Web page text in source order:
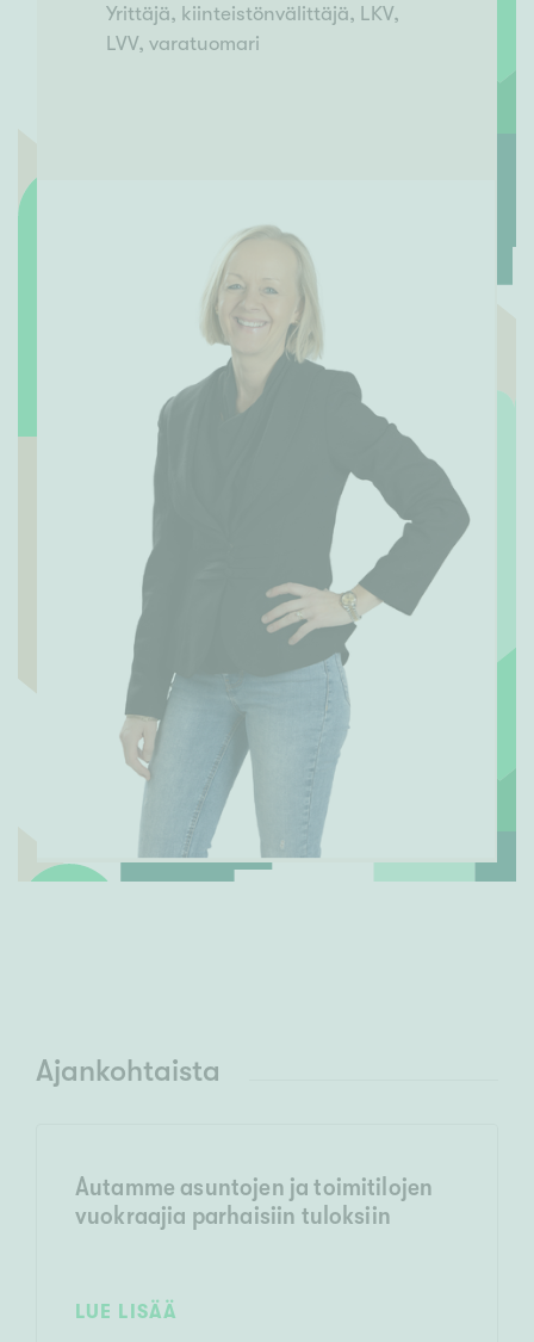
Yrittäjä, kiinteistönvälittäjä, LKV,
LVV, varatuomari
Ajankohtaista
Autamme asuntojen ja toimitilojen
vuokraajia parhaisiin tuloksiin
LUE LISÄÄ